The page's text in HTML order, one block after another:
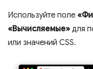
Используйте поле
«Вычисляемые» для
или значений CSS.